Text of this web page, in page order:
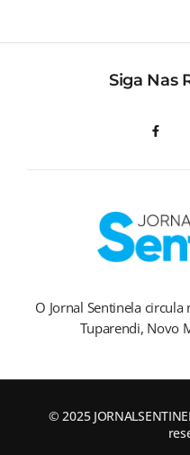
Siga Nas
O Jornal Sentinela
Tuparendi, Novo
© 2025